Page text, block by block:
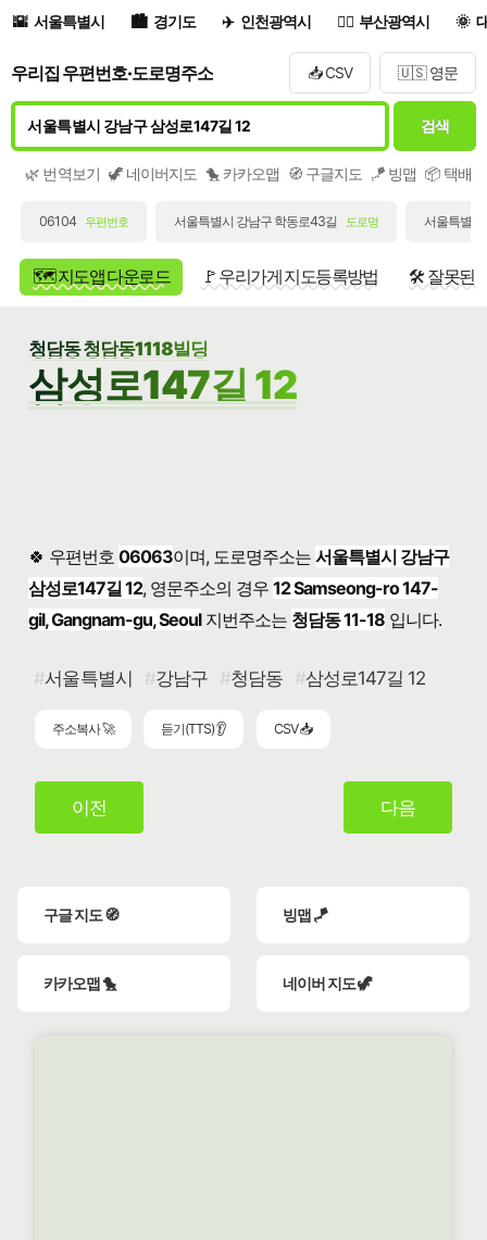
서울특별시 경기도 인천광역시 부산광역시
우리집 우편번호·도로명주소 📥 CSV 🇺🇸 영문
검색
🌿 번역보기 🦖 네이버지도 🐤 카카오맵 🧭 구글지도 🪁 빙맵 📦 택배/
06104 우편번호 서울특별시 강남구 학동로43길 도로명 서울특별
🗺️ 지도앱 다운로드 🚩 우리가게 지도등록방법 🛠️ 잘못된
청담동 청담동1118빌딩
삼성로147길 12
🍀 우편번호 06063이며, 도로명주소는서울특별시 강남구
삼성로147길 12, 영문주소의 경우12 Samseong-ro 147-
gil, Gangnam-gu, Seoul지번주소는 청담동 11-18 입니다.
서울특별시 강남구 청담동 삼성로147길 12
주소복사 🚀 듣기(TTS) 👂 CSV 📥
이전 다음
구글 지도 🧭 빙맵 🪁
카카오맵 🐤 네이버 지도 🦖